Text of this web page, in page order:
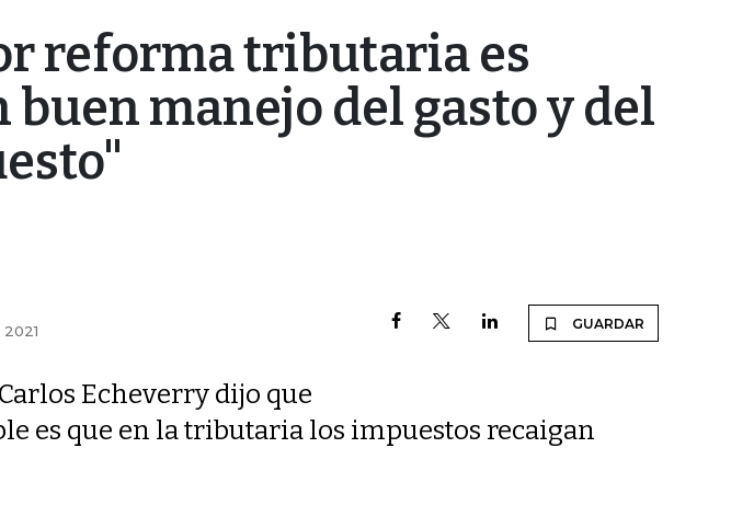
reforma tributaria es
buen manejo del gasto y del
GUARDAR
Echeverry dijo que
es que en la tributaria los impuestos recaigan